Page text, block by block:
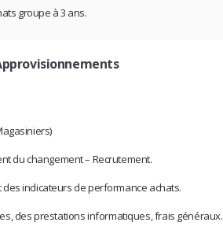
groupe à 3 ans.
du changement – Recrutement.
indicateurs de performance achats.
des prestations informatiques, frais généraux.